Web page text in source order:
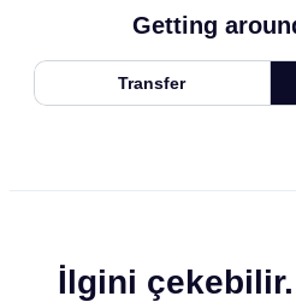
Getting
Transfer
İlgini çekebilir.